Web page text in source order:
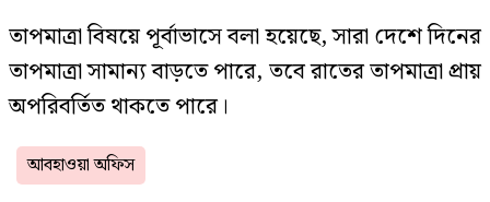
তাপমাত্রা বিষয়ে পূর্বাভাসে বলা হয়েছে, সারা দেশে দিনের
তাপমাত্রা সামান্য বাড়তে পারে, তবে রাতের তাপমাত্রা প্রায়
অপরিবর্তিত থাকতে পারে।
আবহাওয়া অফিস